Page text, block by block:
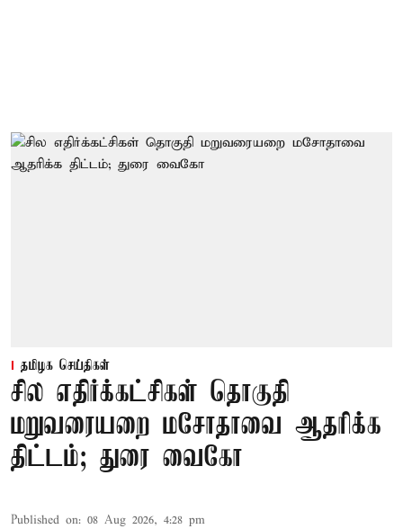
தமிழக செய்திகள்
சில எதிர்க்கட்சிகள் தொகுதி
மறுவரையறை மசோதாவை ஆதரிக்க
திட்டம்; துரை வைகோ
Published on: 08 Aug 2026, 4:28 pm